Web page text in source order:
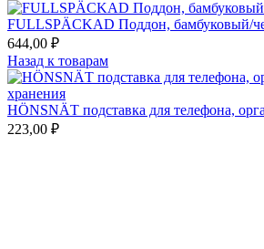
FULLSPÄCKAD Поддон, бамбуковый/
644,00 ₽
Назад к товарам
HÖNSNÄT подставка для телефона,
223,00 ₽